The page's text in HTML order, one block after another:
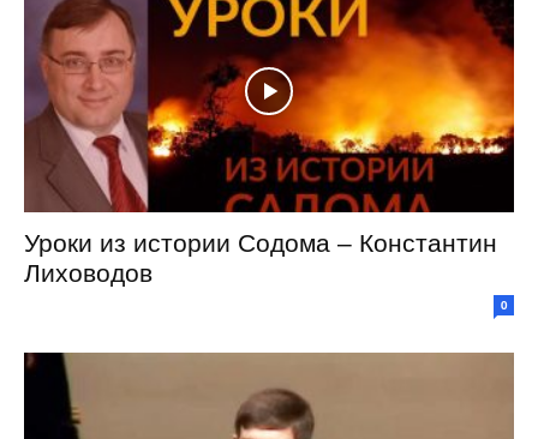
Уроки из истории Содома – Константин
Лиховодов
0